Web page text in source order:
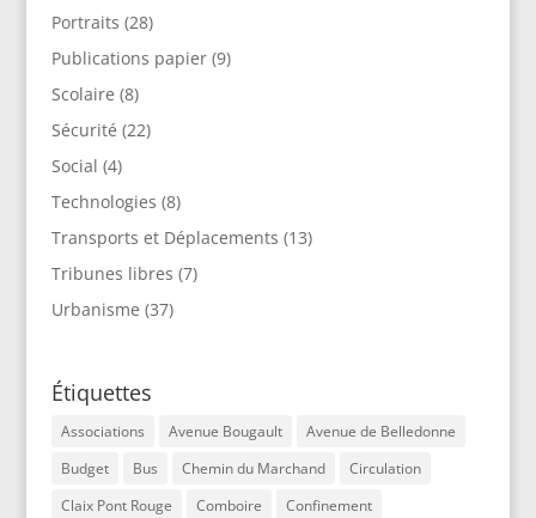
Portraits (28)
Publications papier(9)
Scolaire (8)
Sécurité (22)
Social (4)
Technologies (8)
Transports et Déplacements (13)
Tribunes libres (7)
Urbanisme (37)
Étiquettes
Associations Avenue Bougault
Avenue de Belledonne
Budget
Bus Chemin du Marchand
Circulation
Claix Pont Rouge
Comboire
Confinement